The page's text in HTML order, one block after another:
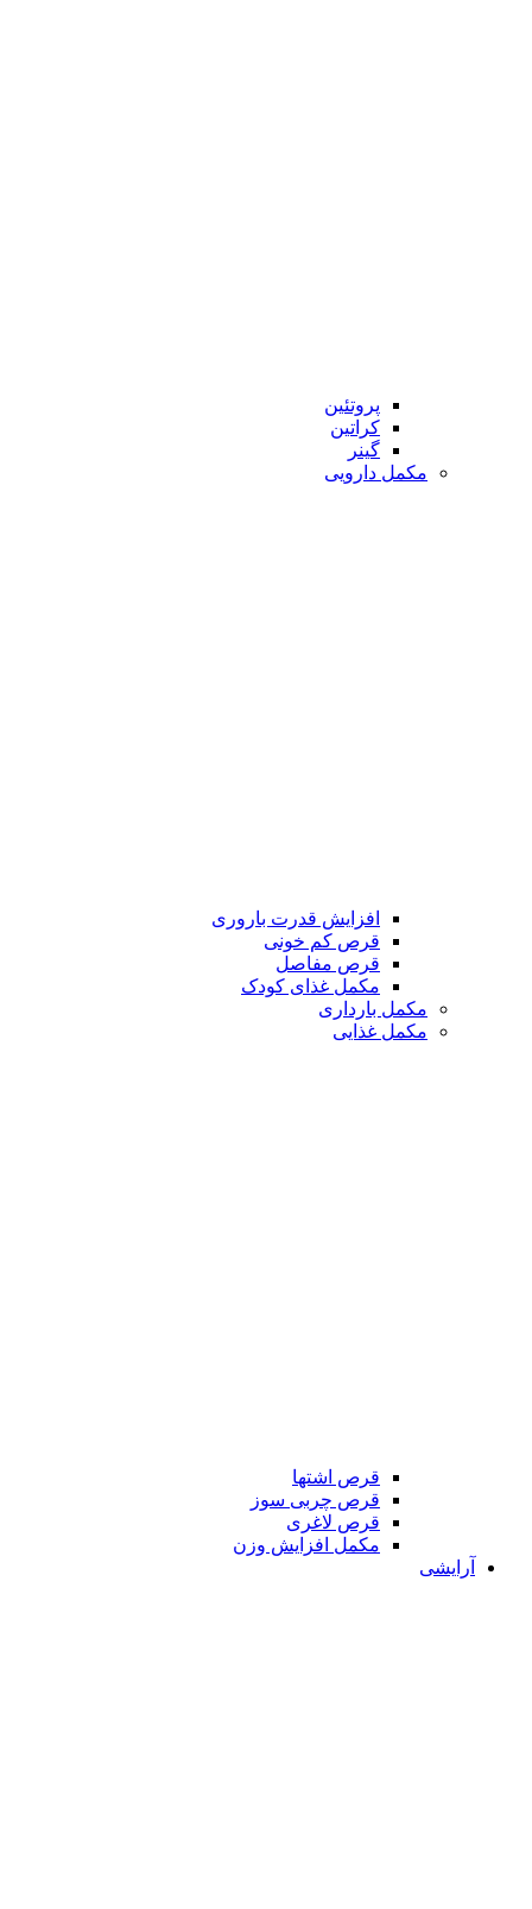
پروتئین
کراتین
گینر
مکمل دارویی
افزایش قدرت باروری
قرص کم خونی
قرص مفاصل
مکمل غذای کودک
مکمل بارداری
مکمل غذایی
قرص اشتها
قرص چربی سوز
قرص لاغری
مکمل افزایش وزن
آرایشی